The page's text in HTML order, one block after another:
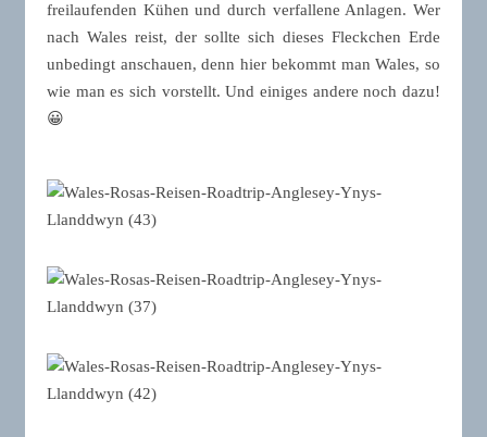
freilaufenden Kühen und durch verfallene Anlagen. Wer
nach Wales reist, der sollte sich dieses Fleckchen Erde
unbedingt anschauen, denn hier bekommt man Wales, so
wie man es sich vorstellt. Und einiges andere noch dazu!
😀